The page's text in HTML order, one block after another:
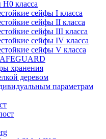
класса
сейфы I класса
сейфы II класса
сейфы III класса
сейфы IV класса
сейфы V класса
хранения
деревом
параметрам